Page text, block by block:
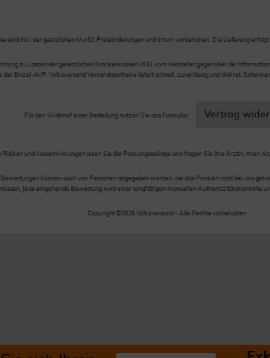
sind inkl. der gestzlichen MwSt. Preisänderungen und Irrtum vorbehalten. Die Lieferung
zu Lasten der gesetzlichen Krankenkassen (KK) vom Hersteller gegenüber der
Einzel-AVP. Volksversand Versandapotheke liefert schnell, zuverlässig und diskret.
Für den Widerruf einer Bestellung nutzen Sie das Formular: Vertrag
Risiken und Nebenwirkungen lesen Sie die Packungsbeilage und fragen Sie Ihre Ärztin, Ihren
können auch von Personen abgegeben werden, die das Produkt nicht bei uns
Jede eingehende Bewertung wird einer sorgfältigen manuellen Authentizitätskontrolle
Copyright ©2026 Volksversand - Alle Rechte vorbehalten